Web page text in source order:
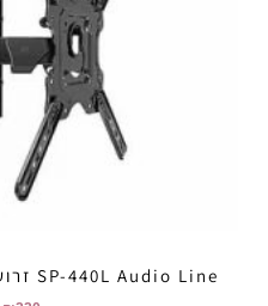
SP-440L Audio Line זרוע מפרקית למסכים עד 60"